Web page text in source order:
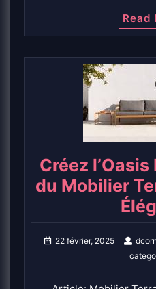
Read
Créez
du Mobilier
22 février, 2025